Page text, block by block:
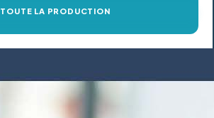
TOUTE LA PRODUCTION